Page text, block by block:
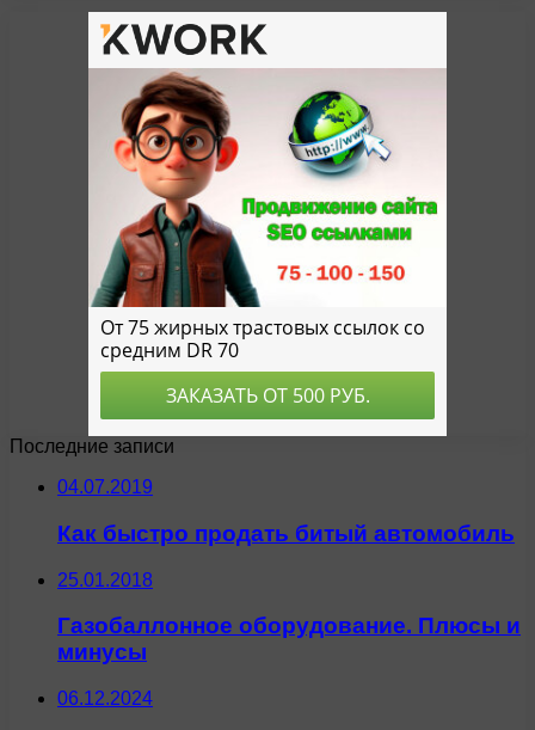
Последние записи
04.07.2019
Как быстро продать битый автомобиль
25.01.2018
Газобаллонное оборудование. Плюсы и
минусы
06.12.2024